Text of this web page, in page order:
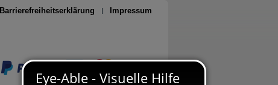
Barrierefreiheitserklärung Impressum